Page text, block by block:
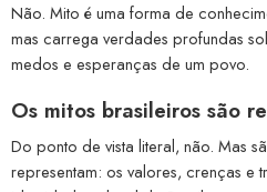
Não. Mito é uma forma de
mas carrega verdades profundas
medos e esperanças de um povo.
Os mitos brasileiros são
Do ponto de vista literal, não. Mas
representam: os valores, crenças e